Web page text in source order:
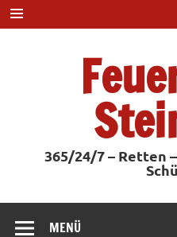
Zum
Inhalt
springen
365/24/7 – Retten
MENÜ